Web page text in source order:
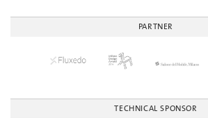
PARTNER
TECHNICAL SPONSOR